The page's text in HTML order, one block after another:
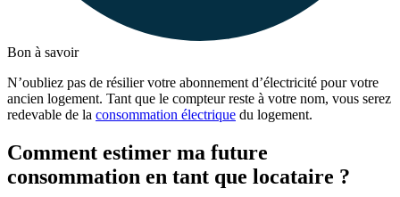
Bon à savoir
N’oubliez pas de résilier votre abonnement d’électricité pour votre
ancien logement. Tant que le compteur reste à votre nom, vous serez
redevable de la consommation électrique du logement.
Comment estimer ma future
consommation en tant que locataire ?